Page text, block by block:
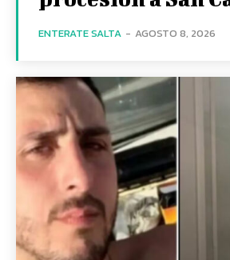
ENTERATE SALTA - AGOSTO 8, 2026